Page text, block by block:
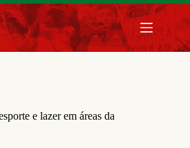
e lazer em áreas da